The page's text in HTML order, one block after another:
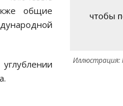
Иллюстрация:
общие